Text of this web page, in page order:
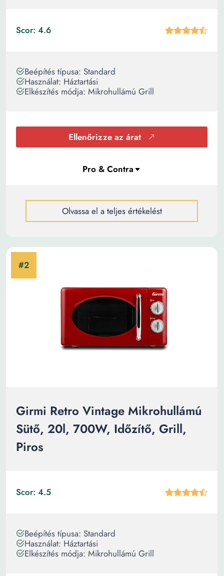
Scor: 4.6
Beépítés típusa: Standard
Használat: Háztartási
Elkészítés módja: Mikrohullámú Grill
Ellenőrizze az árat
Olvassa el a teljes értékelést
Girmi Retro Vintage Mikrohullámú
Sütő, 20l, 700W, Időzítő, Grill,
Piros
Scor: 4.5
Beépítés típusa: Standard
Használat: Háztartási
Elkészítés módja: Mikrohullámú Grill